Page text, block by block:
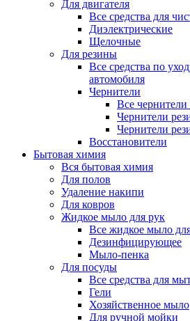
Для двигателя
Все средства для
Диэлектрические
Щелочные
Для резины
Все средства по
автомобиля
Чернители
Все
Чернители
Чернители
Восстановители
Бытовая химия
Вся бытовая химия
Для полов
Удаление накипи
Для ковров
Жидкое мыло для рук
Все жидкое мыло
Дезинфицирующее
Мыло-пенка
Для посуды
Все средства для
Гели
Хозяйственное мыло
Для ручной мойки